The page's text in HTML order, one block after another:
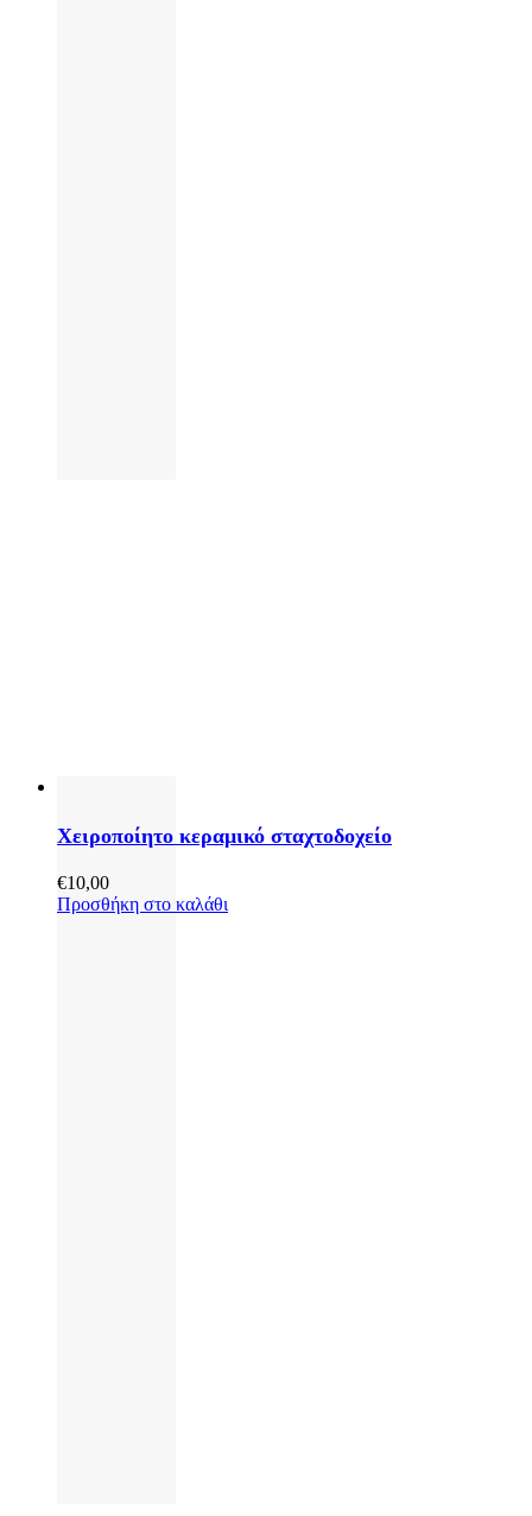
Χειροποίητο κεραμικό σταχτοδοχείο
€10,00
Προσθήκη στο καλάθι